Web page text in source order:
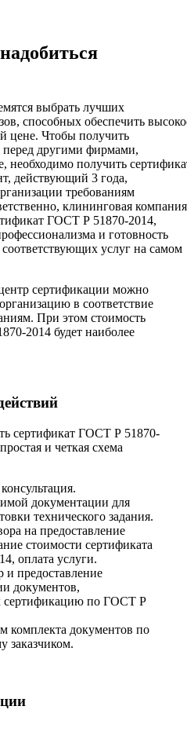
выбрать лучших
способных обеспечить
цене. Чтобы получить
другими фирмами,
необходимо получить
действующий 3 года,
требованиям
клининговая
ГОСТ Р 51870-2014,
и готовность
услуг на самом
сертификации можно
в соответствие
При этом стоимость
2014 будет наиболее
сертификат ГОСТ Р 51870-
и четкая схема
документации для
технического задания.
на предоставление
стоимости сертификата
оплата услуги.
и предоставление
документов,
сертификацию по ГОСТ Р
комплекта документов по
заказчиком.